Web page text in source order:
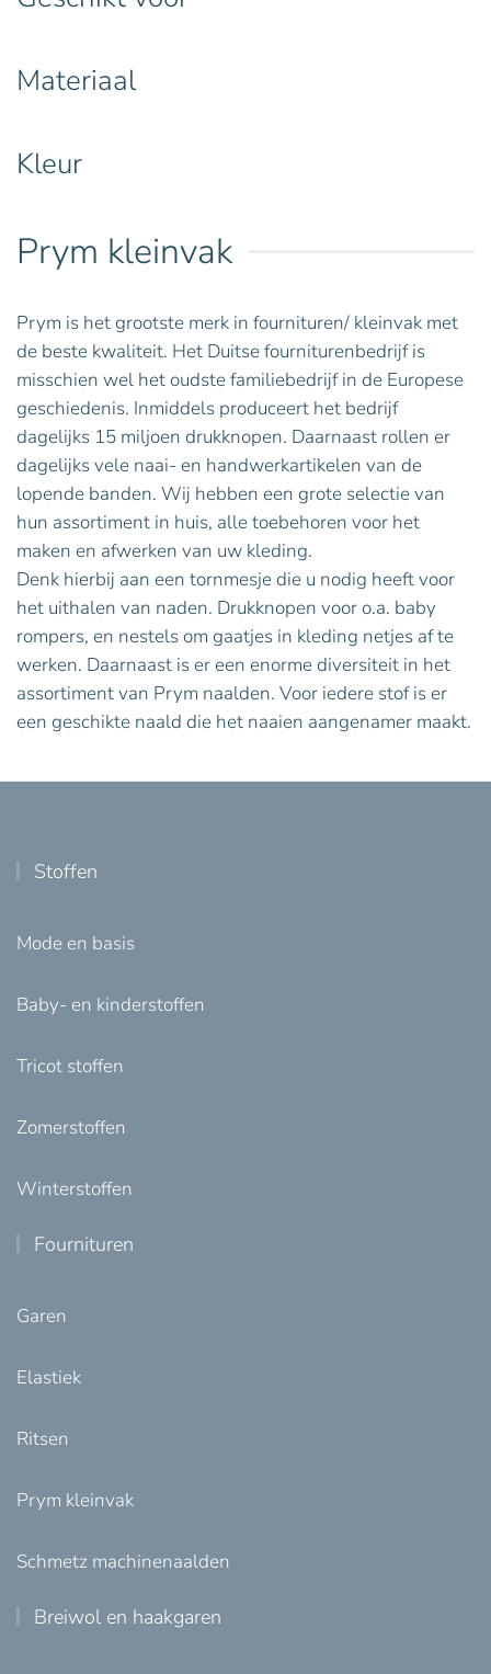
Materiaal
Kleur
Prym kleinvak
Prym is het grootste merk in fournituren/ kleinvak met
de beste kwaliteit. Het Duitse fourniturenbedrijf is
misschien wel het oudste familiebedrijf in de Europese
geschiedenis. Inmiddels produceert het bedrijf
dagelijks 15 miljoen drukknopen. Daarnaast rollen er
dagelijks vele naai- en handwerkartikelen van de
lopende banden. Wij hebben een grote selectie van
hun assortiment in huis, alle toebehoren voor het
maken en afwerken van uw kleding.
Denk hierbij aan een tornmesje die u nodig heeft voor
het uithalen van naden. Drukknopen voor o.a. baby
rompers, en nestels om gaatjes in kleding netjes af te
werken. Daarnaast is er een enorme diversiteit in het
assortiment van Prym naalden. Voor iedere stof is er
een geschikte naald die het naaien aangenamer maakt.
Stoffen
Mode en basis
Baby- en kinderstoffen
Tricot stoffen
Zomerstoffen
Winterstoffen
Fournituren
Garen
Elastiek
Ritsen
Prym kleinvak
Schmetz machinenaalden
Breiwol en haakgaren